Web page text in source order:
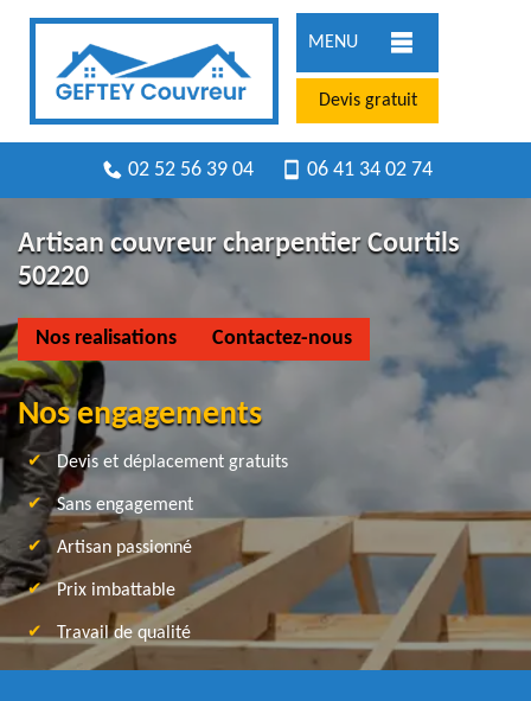
MENU
Devis gratuit
02 52 56 39 04 06 41 34 02 74
Artisan couvreur charpentier Courtils
50220
Nos realisations Contactez-nous
Nos engagements
Devis et déplacement gratuits
Sans engagement
Artisan passionné
Prix imbattable
Travail de qualité